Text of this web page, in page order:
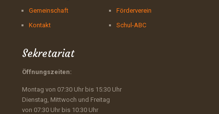
Gemeinschaft
Kontakt
Förderverein
Schul-ABC
Sekretariat
Öffnungszeiten:
Montag von 07:30 Uhr bis 15:30 Uhr
Dienstag, Mittwoch und Freitag
von 07:30 Uhr bis 10:30 Uhr